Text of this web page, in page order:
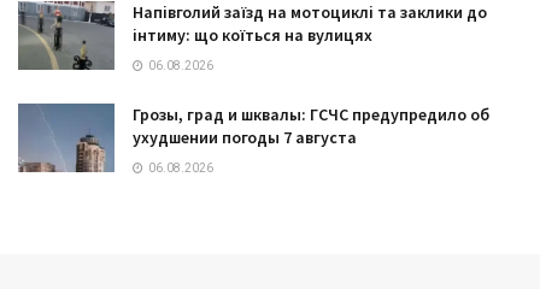
Напівголий заїзд на мотоциклі та заклики до
інтиму: що коїться на вулицях
06.08.2026
Грозы, град и шквалы: ГСЧС предупредило об
ухудшении погоды 7 августа
06.08.2026